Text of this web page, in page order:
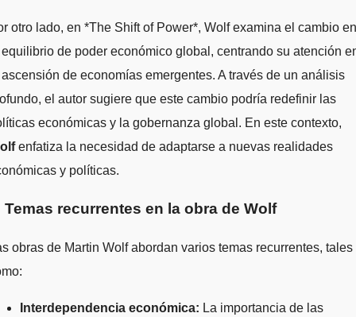
otro lado, en *The Shift of Power*, Wolf examina el cambio en
de poder económico global, centrando su atención
de economías emergentes. A través de un análisis
el autor sugiere que este cambio podría redefinir las
económicas y la gobernanza global. En este contexto,
enfatiza la necesidad de adaptarse a nuevas realidades
y políticas.
Temas recurrentes en la obra de Wolf
obras de Martin Wolf abordan varios temas recurrentes, tales
Interdependencia económica: La importancia de las